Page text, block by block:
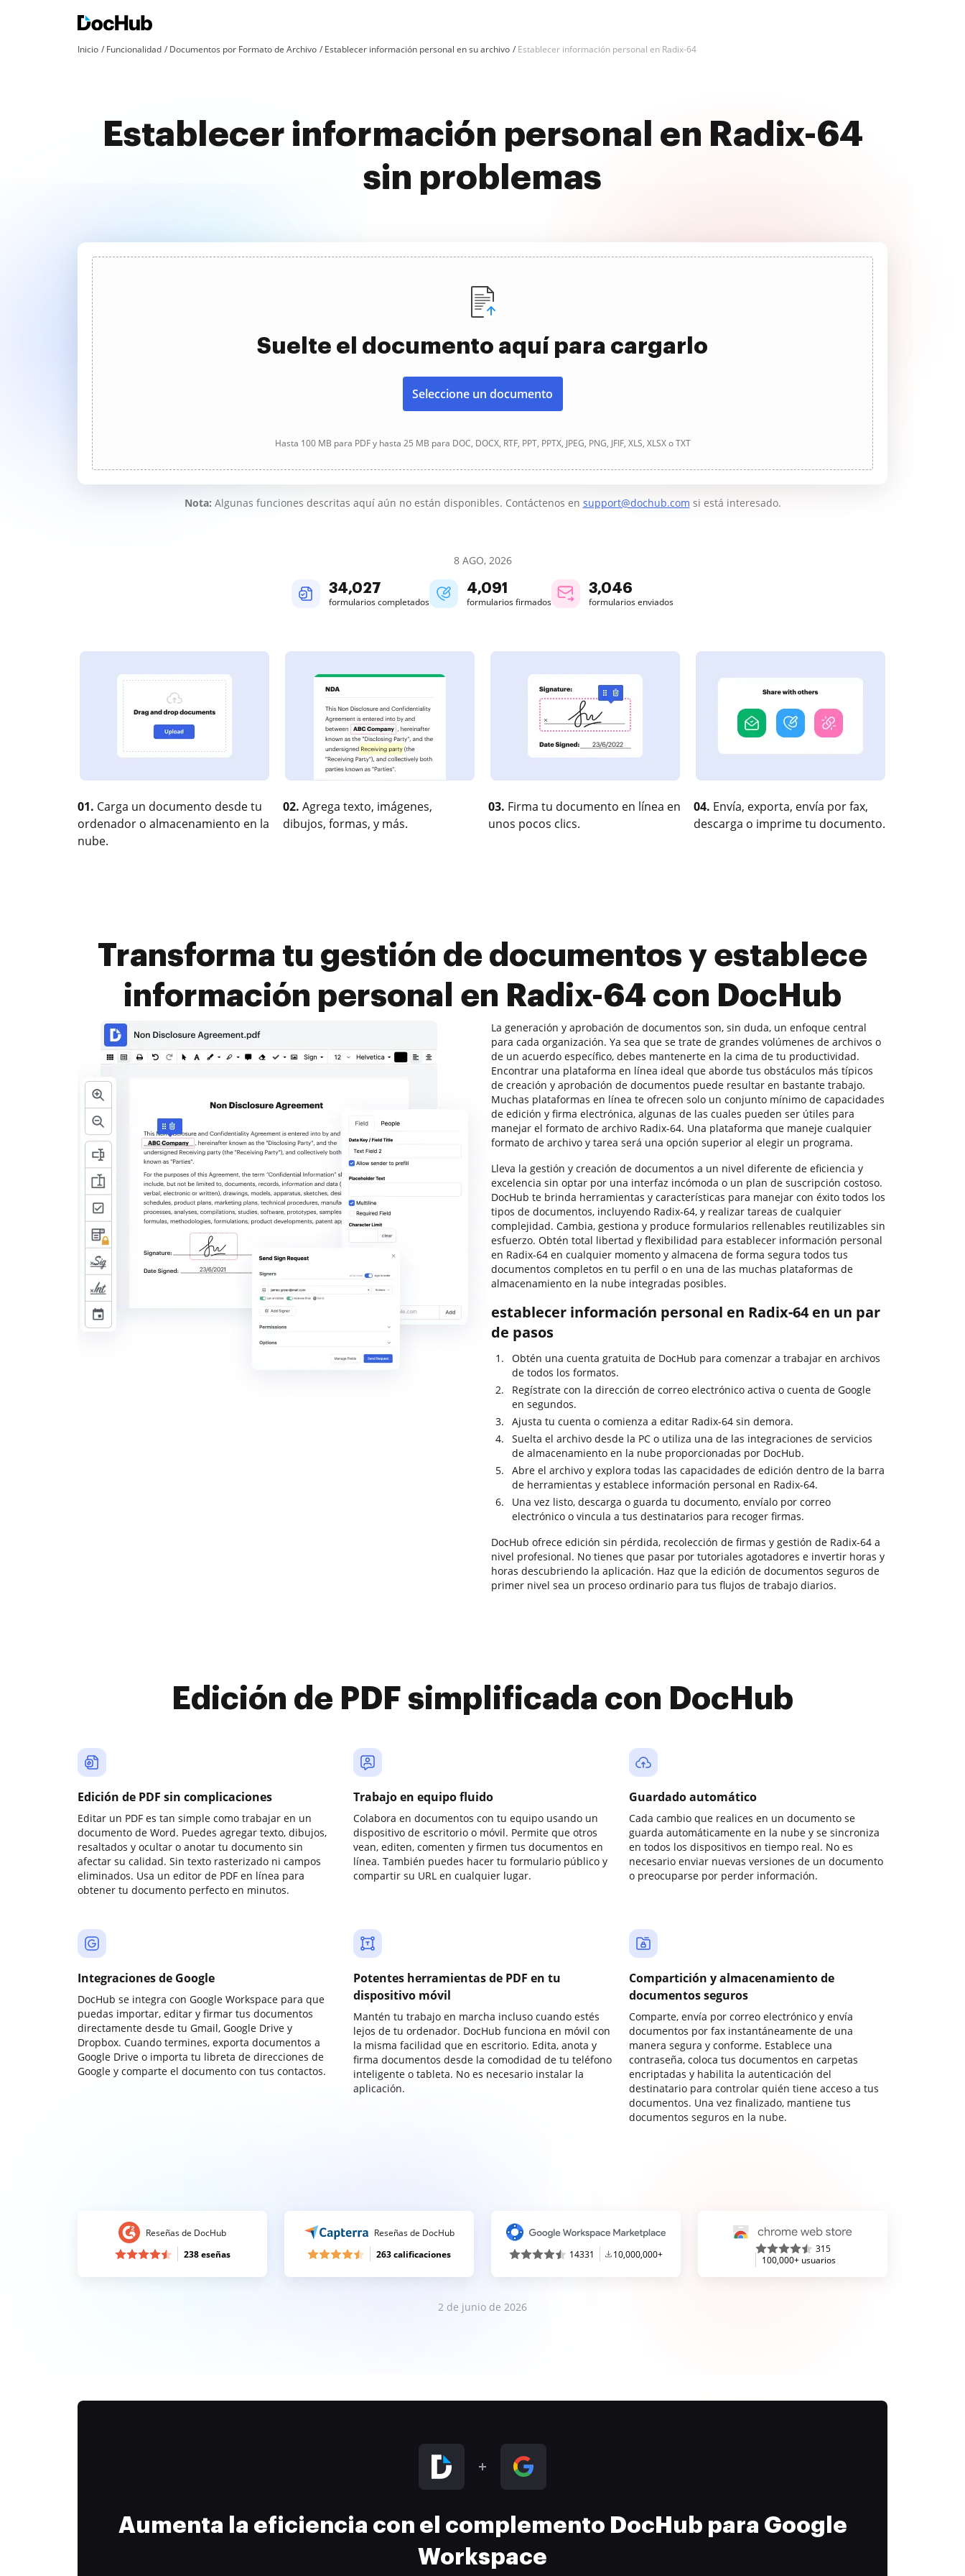
Inicio Funcionalidad Documentos por Formato de Archivo Establecer información personal en su archivo Establecer información personal en Radix-64
Establecer información personal en Radix-64
sin problemas
Suelte el documento aquí para cargarlo
Seleccione un documento
Hasta 100 MB para PDF y hasta 25 MB para DOC, DOCX, RTF, PPT, PPTX, JPEG, PNG, JFIF, XLS, XLSX o TXT
Nota: Algunas funciones descritas aquí aún no están disponibles. Contáctenos en support@dochub.com si está interesado.
8 AGO, 2026
34,027
formularios completados
4,091
formularios firmados
3,046
formularios enviados
01. Carga un documento desde tu
ordenador o almacenamiento en la
nube.
02. Agrega texto, imágenes,
dibujos, formas, y más.
03. Firma tu documento en línea en
unos pocos clics.
04. Envía, exporta, envía por fax,
descarga o imprime tu documento.
Transforma tu gestión de documentos y establece
información personal en Radix-64 con DocHub
La generación y aprobación de documentos son, sin duda, un enfoque central
para cada organización. Ya sea que se trate de grandes volúmenes de archivos o
de un acuerdo específico, debes mantenerte en la cima de tu productividad.
Encontrar una plataforma en línea ideal que aborde tus obstáculos más típicos
de creación y aprobación de documentos puede resultar en bastante trabajo.
Muchas plataformas en línea te ofrecen solo un conjunto mínimo de capacidades
de edición y firma electrónica, algunas de las cuales pueden ser útiles para
manejar el formato de archivo Radix-64. Una plataforma que maneje cualquier
formato de archivo y tarea será una opción superior al elegir un programa.
Lleva la gestión y creación de documentos a un nivel diferente de eficiencia y
excelencia sin optar por una interfaz incómoda o un plan de suscripción costoso.
DocHub te brinda herramientas y características para manejar con éxito todos los
tipos de documentos, incluyendo Radix-64, y realizar tareas de cualquier
complejidad. Cambia, gestiona y produce formularios rellenables reutilizables sin
esfuerzo. Obtén total libertad y flexibilidad para establecer información personal
en Radix-64 en cualquier momento y almacena de forma segura todos tus
documentos completos en tu perfil o en una de las muchas plataformas de
almacenamiento en la nube integradas posibles.
establecer información personal en Radix-64 en un par
de pasos
Obtén una cuenta gratuita de DocHub para comenzar a trabajar en archivos
de todos los formatos.
Regístrate con la dirección de correo electrónico activa o cuenta de Google
en segundos.
Ajusta tu cuenta o comienza a editar Radix-64 sin demora.
Suelta el archivo desde la PC o utiliza una de las integraciones de servicios
de almacenamiento en la nube proporcionadas por DocHub.
Abre el archivo y explora todas las capacidades de edición dentro de la barra
de herramientas y establece información personal en Radix-64.
Una vez listo, descarga o guarda tu documento, envíalo por correo
electrónico o vincula a tus destinatarios para recoger firmas.
DocHub ofrece edición sin pérdida, recolección de firmas y gestión de Radix-64 a
nivel profesional. No tienes que pasar por tutoriales agotadores e invertir horas y
horas descubriendo la aplicación. Haz que la edición de documentos seguros de
primer nivel sea un proceso ordinario para tus flujos de trabajo diarios.
Edición de PDF simplificada con DocHub
Edición de PDF sin complicaciones
Editar un PDF es tan simple como trabajar en un
documento de Word. Puedes agregar texto, dibujos,
resaltados y ocultar o anotar tu documento sin
afectar su calidad. Sin texto rasterizado ni campos
eliminados. Usa un editor de PDF en línea para
obtener tu documento perfecto en minutos.
Trabajo en equipo fluido
Colabora en documentos con tu equipo usando un
dispositivo de escritorio o móvil. Permite que otros
vean, editen, comenten y firmen tus documentos en
línea. También puedes hacer tu formulario público y
compartir su URL en cualquier lugar.
Guardado automático
Cada cambio que realices en un documento se
guarda automáticamente en la nube y se sincroniza
en todos los dispositivos en tiempo real. No es
necesario enviar nuevas versiones de un documento
o preocuparse por perder información.
Integraciones de Google
DocHub se integra con Google Workspace para que
puedas importar, editar y firmar tus documentos
directamente desde tu Gmail, Google Drive y
Dropbox. Cuando termines, exporta documentos a
Google Drive o importa tu libreta de direcciones de
Google y comparte el documento con tus contactos.
Potentes herramientas de PDF en tu
dispositivo móvil
Mantén tu trabajo en marcha incluso cuando estés
lejos de tu ordenador. DocHub funciona en móvil con
la misma facilidad que en escritorio. Edita, anota y
firma documentos desde la comodidad de tu teléfono
inteligente o tableta. No es necesario instalar la
aplicación.
Compartición y almacenamiento de
documentos seguros
Comparte, envía por correo electrónico y envía
documentos por fax instantáneamente de una
manera segura y conforme. Establece una
contraseña, coloca tus documentos en carpetas
encriptadas y habilita la autenticación del
destinatario para controlar quién tiene acceso a tus
documentos. Una vez finalizado, mantiene tus
documentos seguros en la nube.
Reseñas de DocHub
238 eseñas
Reseñas de DocHub
263 calificaciones
14331 10,000,000+
315
100,000+ usuarios
2 de junio de 2026
Aumenta la eficiencia con el complemento DocHub para Google
Workspace